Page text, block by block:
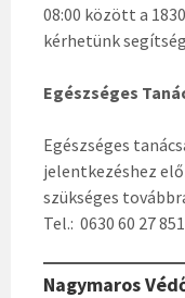
08:00 között a
kérhetünk
Egészséges
Egészséges
jelentkezéshez
szükséges
Tel.: 0630 60 27 851
Nagymaros